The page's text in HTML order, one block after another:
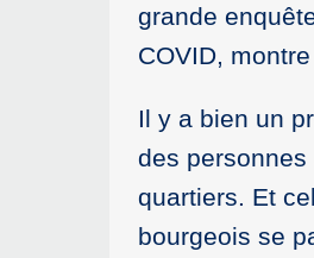
grande
COVID,
Il y a bien un
des
quartiers. Et
bourgeois se